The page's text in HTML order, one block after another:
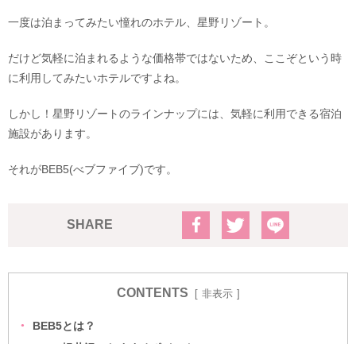
一度は泊まってみたい憧れのホテル、星野リゾート。
だけど気軽に泊まれるような価格帯ではないため、ここぞという時
に利用してみたいホテルですよね。
しかし！星野リゾートのラインナップには、気軽に利用できる宿泊
施設があります。
それがBEB5(べブファイブ)です。
SHARE
CONTENTS 非表示
BEB5とは？